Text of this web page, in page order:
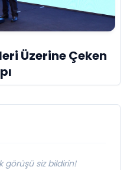
Üzerine Çeken
görüşü siz bildirin!